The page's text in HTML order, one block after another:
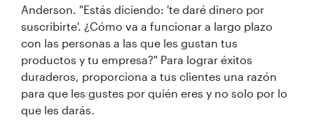
Anderson. "Estás diciendo: 'te daré dinero por
suscribirte'. ¿Cómo va a funcionar a largo plazo
con las personas a las que les gustan tus
productos y tu empresa?" Para lograr éxitos
duraderos, proporciona a tus clientes una razón
para que les gustes por quién eres y no solo por lo
que les darás.